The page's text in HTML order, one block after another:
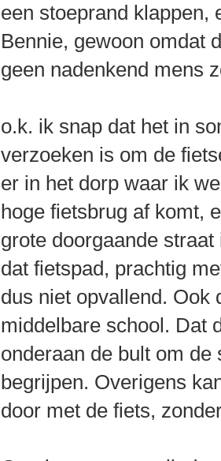
een stoeprand klappen,
Bennie, gewoon omdat
geen nadenkend mens
o.k. ik snap dat het in
verzoeken is om de
er in het dorp waar ik
hoge fietsbrug af komt,
grote doorgaande
dat fietspad, prachtig
dus niet opvallend. Ook
middelbare school. Dat
onderaan de bult om
begrijpen. Overigens
door met de fiets,